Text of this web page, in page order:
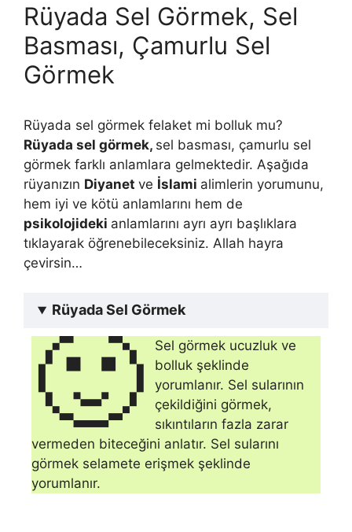
Rüyada Sel Görmek, Sel
Basması, Çamurlu Sel
Görmek
Rüyada sel görmek felaket mi bolluk mu?
Rüyada sel görmek, sel basması, çamurlu sel
görmek farklı anlamlara gelmektedir. Aşağıda
rüyanızın Diyanet ve İslami alimlerin yorumunu,
hem iyi ve kötü anlamlarını hem de
psikolojideki anlamlarını ayrı ayrı başlıklara
tıklayarak öğrenebileceksiniz. Allah hayra
çevirsin…
Rüyada Sel Görmek
🙂
Sel görmek ucuzluk ve
bolluk şeklinde
yorumlanır. Sel sularının
çekildiği­ni görmek,
sıkıntıların fazla zarar
vermeden biteceğini anlatır. Sel sularını
görmek selamete erişmek şeklinde
yorumlanır.